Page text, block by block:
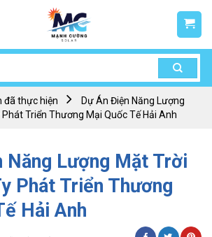
đã thực hiện
Dự Án Điện Năng Lượng
Triển Thương Mại Quốc Tế Hải Anh
Năng Lượng Mặt Trời
Phát Triển Thương
Hải Anh